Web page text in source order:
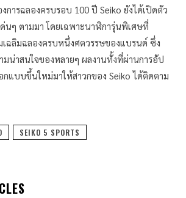
การฉลองครบรอบ 100 ปี Seiko ยังได้เปิดตัว
นๆ ตามมา โดยเฉพาะนาฬิการุ่นพิเศษที่
เฉลิมฉลองครบหนึ่งศตวรรษของแบรนด์ ซึ่ง
มน่าสนใจของหลายๆ ผลงานทั้งที่ผ่านการอัป
กแบบขึ้นใหม่มาให้สาวกของ Seiko ได้ติดตาม
SEIKO 5 SPORTS